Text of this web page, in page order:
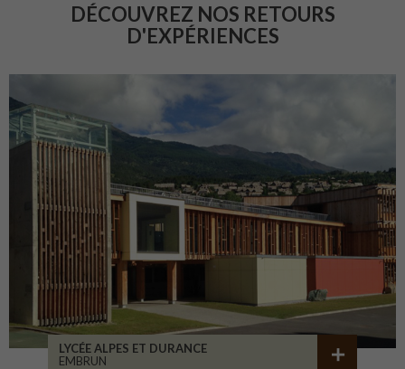
DÉCOUVREZ NOS RETOURS
D'EXPÉRIENCES
LYCÉE ALPES ET DURANCE
EMBRUN